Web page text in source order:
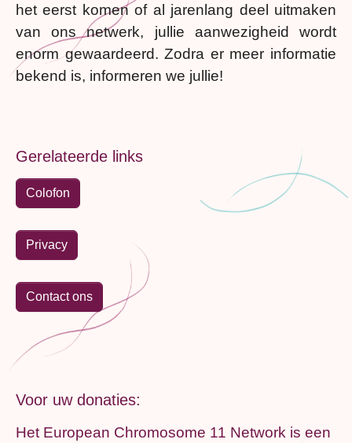
het eerst komen of al jarenlang deel uitmaken
van ons netwerk, jullie aanwezigheid wordt
enorm gewaardeerd. Zodra er meer informatie
bekend is, informeren we jullie!
Gerelateerde links
Colofon
Privacy
Contact ons
Voor uw donaties:
Het European Chromosome 11 Network is een